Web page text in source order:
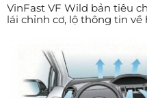
VinFast VF Wild bản tiêu
lái chỉnh cơ, lộ thông tin về